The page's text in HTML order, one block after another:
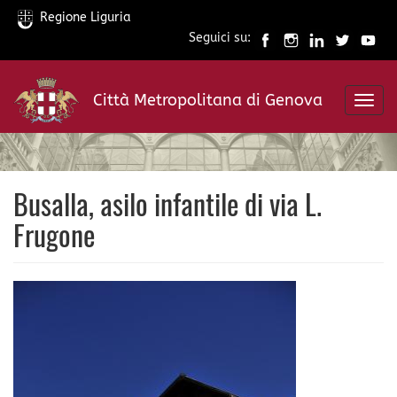
Salta
contenuto
principale
Regione Liguria
Seguici su:
Città Metropolitana di Genova
Busalla, asilo infantile di via L.
Frugone